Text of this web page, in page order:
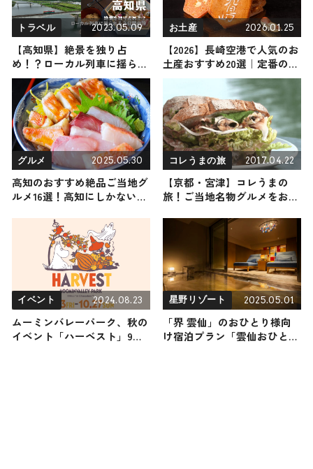
トラベル 2023.05.09
【高知県】絶景を独り占
め！？ローカル列車に揺られ
る２日間の旅
お土産 2026.01.25
【2026】長崎空港で人気のお
土産おすすめ20選｜定番のお
菓子から長崎空港でしか買え
ないお土産まで紹介
グルメ 2025.05.30
高知のおすすめ絶品ご当地グ
ルメ16選！高知にしかない名
コレうまの旅 2017.04.22
【京都・宮津】コレうまの
旅！ご当地名物グルメをお届
イベント 2024.08.23
ムーミンバレーパーク、秋の
イベント「ハーベスト」9月
星野リゾート 2025.05.01
「界 雲仙」のおひとり様向
け宿泊プラン「雲仙おひとり